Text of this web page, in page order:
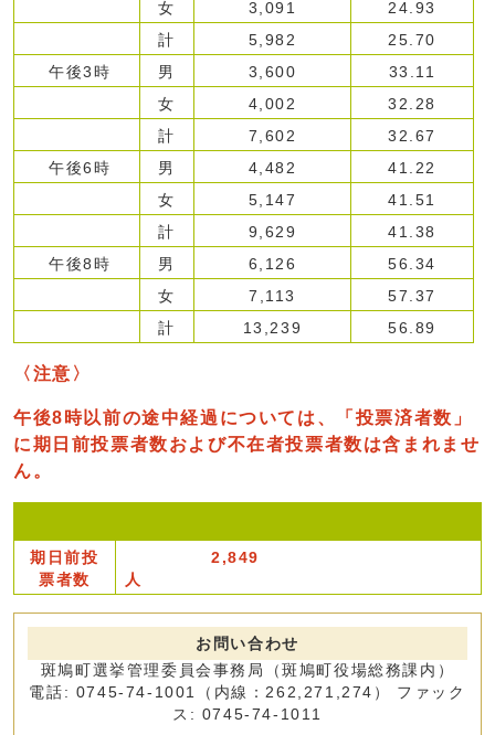
女
3,091
24.93
計
5,982
25.70
午後3時
男 3,600
33.11
女
4,002
32.28
計
7,602
32.67
午後6時
男 4,482
41.22
女
5,147
41.51
計
9,629
41.38
午後8時
男 6,126
56.34
女
7,113
57.37
計
13,239 56.89
〈注意〉
午後8時以前の途中経過については、「投票済者数」
に期日前投票者数および不在者投票者数は含まれませ
ん。
期日前投
票者数
2,849
人
お問い合わせ
斑鳩町選挙管理委員会事務局（斑鳩町役場総務課内）
電話: 0745-74-1001（内線：262,271,274） ファック
ス: 0745-74-1011